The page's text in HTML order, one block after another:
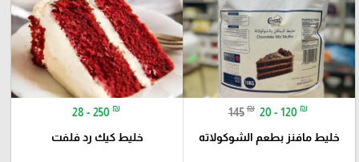
145 ₪ 20 - 120 ₪
خليط مافنز بطعم الشوكولاته
28 - 250 ₪
خليط كيك رد فلفت